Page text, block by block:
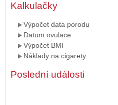
Kalkulačky
Výpočet data porodu
Datum ovulace
Výpočet BMI
Náklady na cigarety
Poslední události